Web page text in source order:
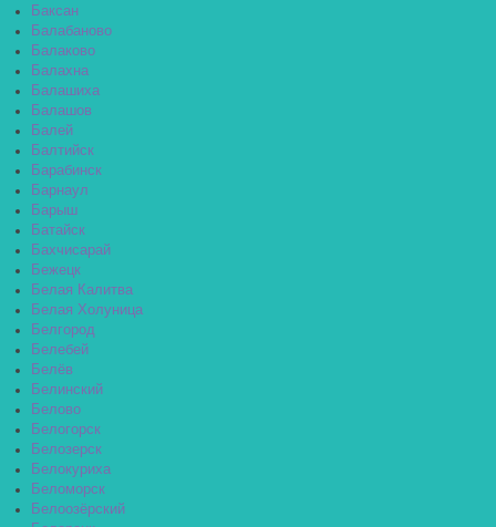
Баксан
Балабаново
Балаково
Балахна
Балашиха
Балашов
Балей
Балтийск
Барабинск
Барнаул
Барыш
Батайск
Бахчисарай
Бежецк
Белая Калитва
Белая Холуница
Белгород
Белебей
Белёв
Белинский
Белово
Белогорск
Белозерск
Белокуриха
Беломорск
Белоозёрский